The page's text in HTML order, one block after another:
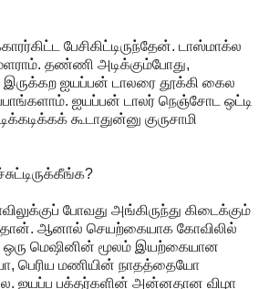
பேசிகிட்டிருந்தேன். டாஸ்மாக்ல
தண்ணி அடிக்கும்போது,
இருக்கற ஐயப்பன் டாலரை தூக்கி கைல
ஐயப்பன் டாலர் நெஞ்சோட ஒட்டி
கூடாதுன்னு குருசாமி
போவது அங்கிருந்து கிடைக்கும்
ஆனால் செயற்கையாக கோவிலில்
ஒரு மெஷினின் மூலம் இயற்கையான
பெரிய மணியின் நாதத்தையோ
ஐயப்ப பக்தர்களின் அன்னதான விழா